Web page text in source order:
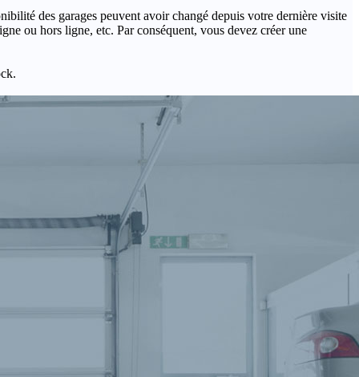
des garages peuvent avoir changé depuis votre dernière visite
ou hors ligne, etc. Par conséquent, vous devez créer une